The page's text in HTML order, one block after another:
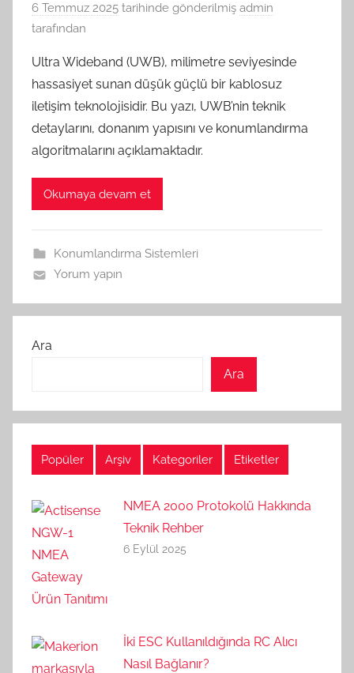
6 Temmuz 2025 tarihinde gönderilmiş admin
tarafından
Ultra Wideband (UWB), milimetre seviyesinde
hassasiyet sunan düşük güçlü bir kablosuz
iletişim teknolojisidir. Bu yazı, UWB’nin teknik
detaylarını, donanım yapısını ve konumlandırma
algoritmalarını açıklamaktadır.
Okumaya devam et
Konumlandırma Sistemleri
Yorum yapın
Ara
Ara
Popüler Arşiv Kategoriler Etiketler
NMEA 2000 Protokolü Hakkında
Teknik Rehber
6 Eylül 2025
İki ESC Kullanıldığında RC Alıcı
Nasıl Bağlanır?